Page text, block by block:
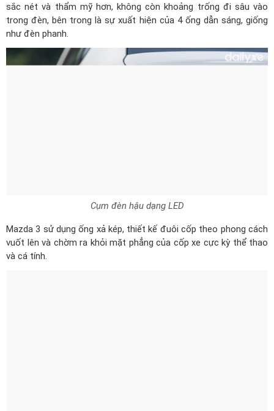
sắc nét và thẩm mỹ hơn, không còn khoảng trống đi sâu vào
trong đèn, bên trong là sự xuất hiện của 4 ống dẫn sáng, giống
như đèn phanh.
Cụm đèn hậu dạng LED
Mazda 3 sử dụng ống xả kép, thiết kế đuôi cốp theo phong cách
vuốt lên và chờm ra khỏi mặt phẳng của cốp xe cực kỳ thể thao
và cá tính.